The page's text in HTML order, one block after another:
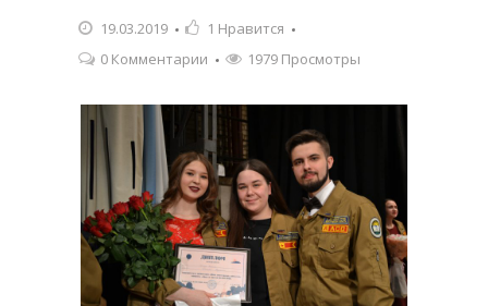
19.03.2019 1 Нравится
0 Комментарии
1979 Просмотры